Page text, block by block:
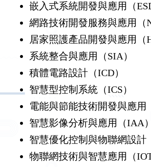
嵌入式系統開發與應用（
網路技術開發服務與應用（
居家照護產品開發與應用（
系統整合與應用（SIA）
積體電路設計（ICD）
智慧型控制系統（ICS）
電能與節能技術開發與應用
智慧影像分析與應用（IAA）
智慧優化控制與物聯網設計
物聯網技術與智慧應用（IOT